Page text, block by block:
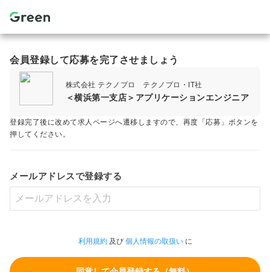
会員登録して応募を完了させましょう
株式会社 テクノプロ テクノプロ・IT社
＜横浜第一支店＞アプリケーションエンジニア
登録完了後に改めて求人ページへ遷移しますので、再度「応募」ボタンを
押してください。
メールアドレスで登録する
利用規約及び 個人情報の取扱いに